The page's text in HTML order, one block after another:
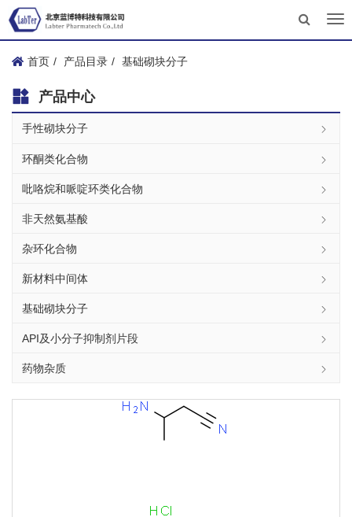
首页
产品目录 基础砌块分子
产品中心
手性砌块分子
环酮类化合物
吡咯烷和哌啶环类化合物
非天然氨基酸
杂环化合物
新材料中间体
基础砌块分子
API及小分子抑制剂片段
药物杂质